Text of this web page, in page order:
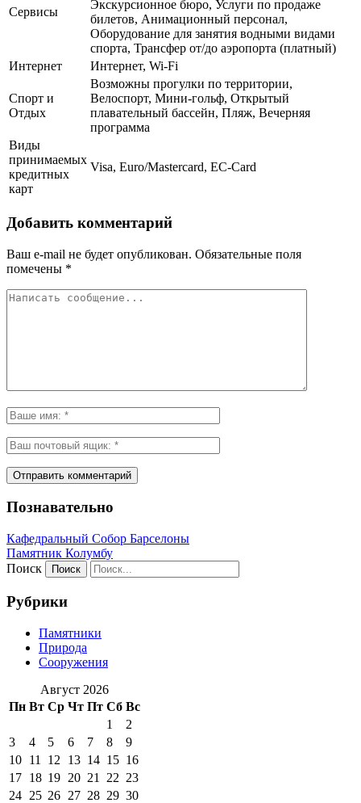
Сервисы
Экскурсионное бюро, Услуги по продаже
билетов, Анимационный персонал,
Оборудование для занятия водными видами
спорта, Трансфер от/до аэропорта (платный)
Интернет
Интернет, Wi-Fi
Спорт и
Отдых
Возможны прогулки по территории,
Велоспорт, Мини-гольф, Открытый
плавательный бассейн, Пляж, Вечерняя
программа
Виды
принимаемых
кредитных
карт
Visa, Euro/Mastercard, EC-Card
Добавить комментарий
Ваш e-mail не будет опубликован. Обязательные поля
помечены *
Познавательно
Кафeдрaльный Собор Барселоны
Пaмятник Колумбу
Поиск
Рубрики
Памятники
Природа
Сооружения
Август 2026
Пн Вт Ср Чт Пт Сб Вс
1
2
3
4 5 6 7 8
9
10 11 12 13 14 15 16
17 18 19 20 21 22 23
24 25 26 27 28 29 30